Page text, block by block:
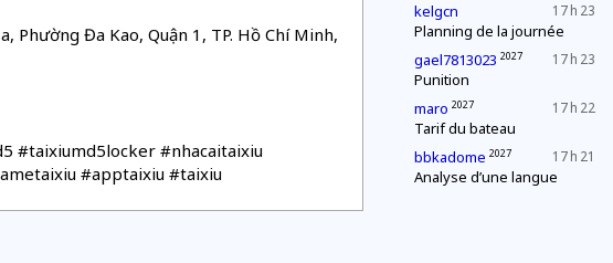
17 h 23
kelgcn
Planning de la journée
17 h 23
gael7813023 2027
Punition
17 h 22
maro 2027
Tarif du bateau
17 h 21
bbkadome 2027
Analyse d’une langue
Phường Đa Kao, Quận 1, TP. Hồ Chí Minh,
#taixiumd5locker #nhacaitaixiu
#apptaixiu #taixiu